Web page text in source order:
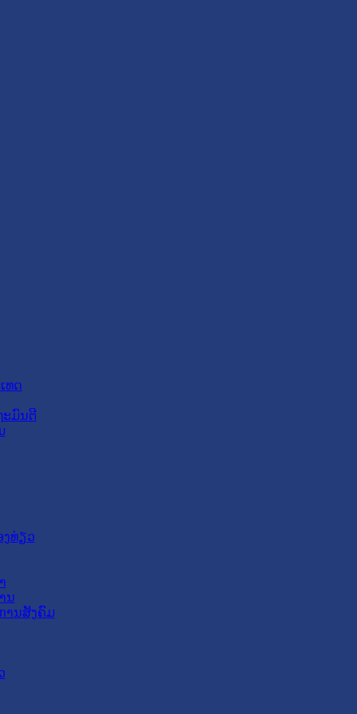
ທດ
ະມົນຕີ
ງທ່ຽວ
ນ
ານສັງຄົມ